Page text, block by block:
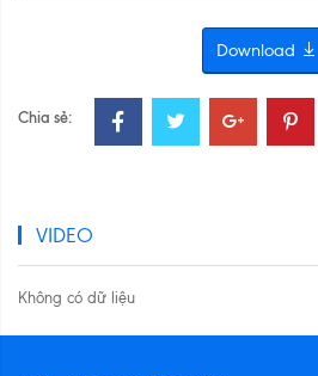
Download
Chia sẻ:
VIDEO
Không có dữ liệu